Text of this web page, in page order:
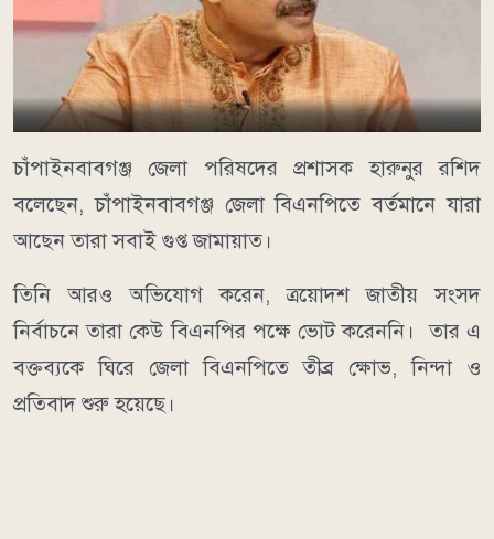
চাঁপাইনবাবগঞ্জ জেলা পরিষদের প্রশাসক হারুনুর রশিদ
বলেছেন, চাঁপাইনবাবগঞ্জ জেলা বিএনপিতে বর্তমানে যারা
আছেন তারা সবাই গুপ্ত জামায়াত।
তিনি আরও অভিযোগ করেন, ত্রয়োদশ জাতীয় সংসদ
নির্বাচনে তারা কেউ বিএনপির পক্ষে ভোট করেননি। তার এ
বক্তব্যকে ঘিরে জেলা বিএনপিতে তীব্র ক্ষোভ, নিন্দা ও
প্রতিবাদ শুরু হয়েছে।